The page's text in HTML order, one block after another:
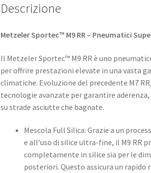
(posteriore)
Descrizione
Metzeler Sportec™ M9 RR – Pneumatici
Il Metzeler Sportec™ M9 RR è uno
per offrire prestazioni elevate in una vasta
climatiche. Evoluzione del precedente M7
tecnologie avanzate per garantire
su strade asciutte che bagnate. ​
Mescola Full Silica: Grazie a un
e all’uso di silice ultra-fine, il M9 RR
completamente in silice sia per le
posteriori. Questo assicura un